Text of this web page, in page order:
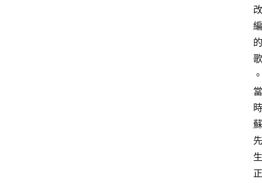
改
編
的
歌
。
當
時
蘇
先
生
正